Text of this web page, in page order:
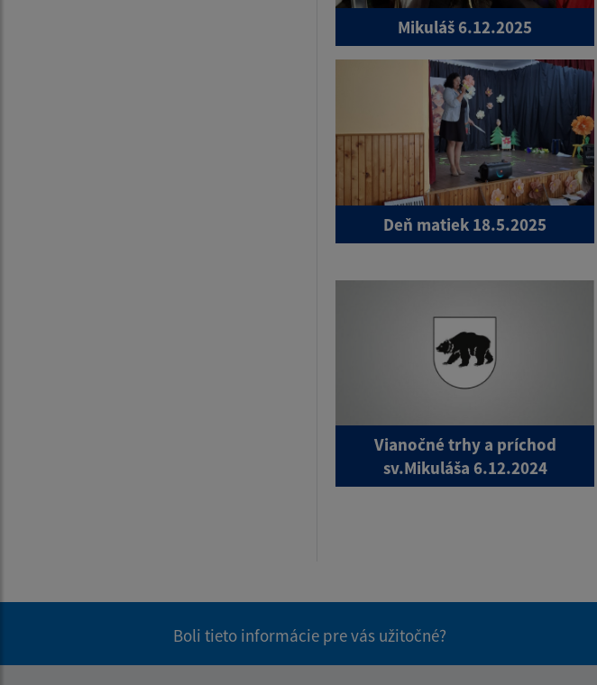
Mikuláš 6.12.2025
Deň matiek 18.5.2025
Vianočné trhy a príchod
sv.Mikuláša 6.12.2024
Boli tieto informácie pre vás užitočné?